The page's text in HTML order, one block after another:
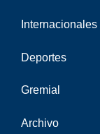
Internacionales
Deportes
Gremial
Archivo